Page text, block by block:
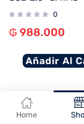
Home
0
₲ 988.000
Añadir Al